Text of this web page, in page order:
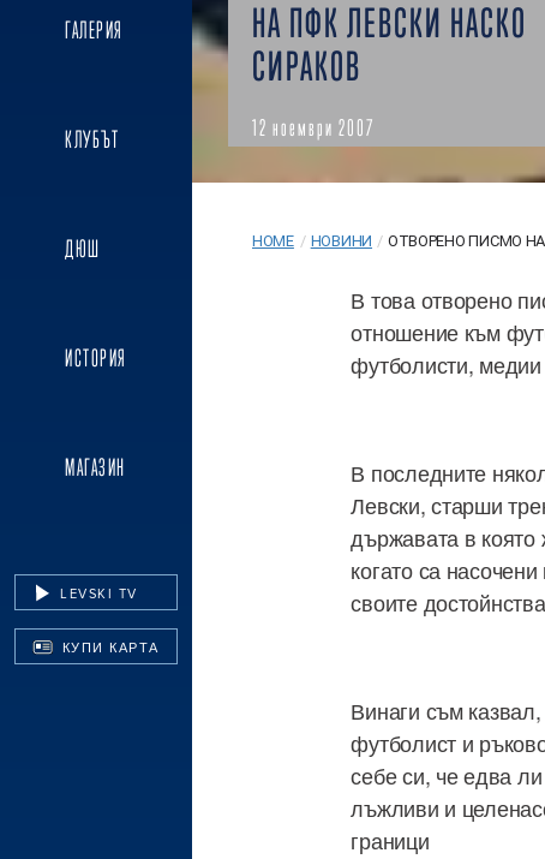
ГАЛЕРИЯ
КЛУБЪТ
ДЮШ
ИСТОРИЯ
МАГАЗИН
LEVSKI TV
КУПИ КАРТА
НА ПФК ЛЕВСКИ НАСКО
СИРАКОВ
12 ноември 2007
HOME / НОВИНИ / ОТВОРЕНО ПИСМО
В това отворено
отношение към
футболисти, медии
В последните
Левски, старши
държавата в
когато са
своите
Винаги съм
футболист и
себе си, че едва
лъжливи и
граници